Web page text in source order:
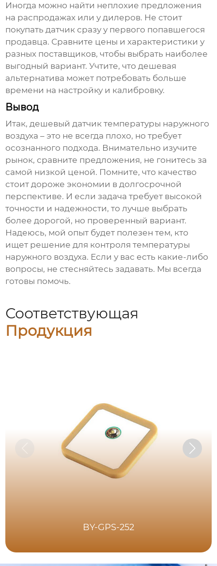
Иногда можно найти неплохие предложения
на распродажах или у дилеров. Не стоит
покупать датчик сразу у первого попавшегося
продавца. Сравните цены и характеристики у
разных поставщиков, чтобы выбрать наиболее
выгодный вариант. Учтите, чтодешевая
альтернатива может потребовать больше
времени на настройку и калибровку.
Вывод
Итак,дешевый датчик температуры наружного
воздуха – это не всегда плохо, но требует
осознанного подхода. Внимательно изучите
рынок, сравните предложения, не гонитесь за
самой низкой ценой. Помните, что качество
стоит дороже экономии в долгосрочной
перспективе. И если задача требует высокой
точности и надежности, то лучше выбрать
более дорогой, но проверенный вариант.
Надеюсь, мой опыт будет полезен тем, кто
ищет решение для контроля температуры
наружного воздуха. Если у вас есть какие-либо
вопросы, не стесняйтесь задавать. Мы всегда
готовы помочь.
Соответствующая
Продукция
BY-GPS-252